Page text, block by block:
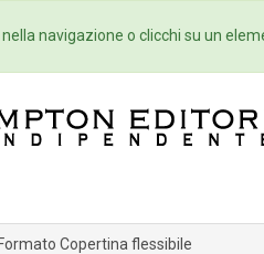
Eventi Collane
Formato Copertina flessibile
navigazione o clicchi su un